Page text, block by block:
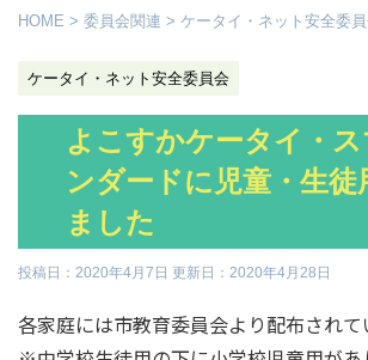
HOME > 委員会関連 > ケータイ・ネット安全委
ケータイ・ネット安全委員会
よこすかケータイ・
ンダードに児童・生徒
ました
投稿日：2020年4月7日 更新日： 2020年4月28日
各家庭には市教育委員会より配布されて